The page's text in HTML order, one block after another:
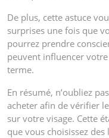
De plus, cette astuce
surprises une fois que
pourrez prendre
peuvent influencer
terme.
En résumé, n’oubliez
acheter afin de vérifier
sur votre visage. Cette
que vous choisissez